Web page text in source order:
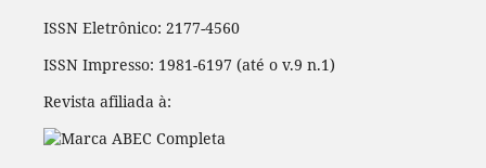
ISSN Eletrônico: 2177-4560
ISSN Impresso: 1981-6197 (até o v.9 n.1)
Revista afiliada à: